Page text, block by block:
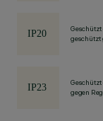
Geschützt
geschützt
Geschützt
gegen